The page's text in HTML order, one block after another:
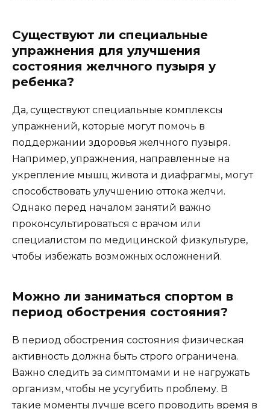
Существуют ли специальные
упражнения для улучшения
состояния желчного пузыря у
ребенка?
Да, существуют специальные комплексы
упражнений, которые могут помочь в
поддержании здоровья желчного пузыря.
Например, упражнения, направленные на
укрепление мышц живота и диафрагмы, могут
способствовать улучшению оттока желчи.
Однако перед началом занятий важно
проконсультироваться с врачом или
специалистом по медицинской физкультуре,
чтобы избежать возможных осложнений.
Можно ли заниматься спортом в
период обострения состояния?
В период обострения состояния физическая
активность должна быть строго ограничена.
Важно следить за симптомами и не нагружать
организм, чтобы не усугубить проблему. В
такие моменты лучше всего проводить время в